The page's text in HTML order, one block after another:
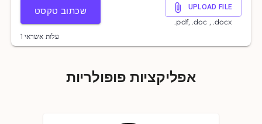
שכתוב טקסט UPLOAD FILE
.pdf, .doc , .docx
1 עלות אשראי
אפליקציות פופולריות